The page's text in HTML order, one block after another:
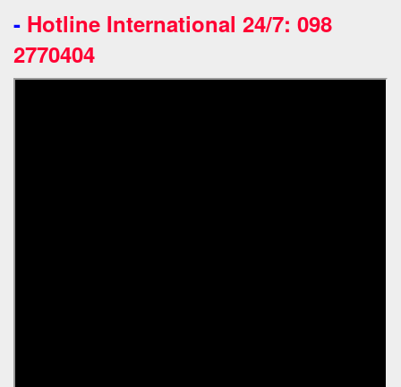
- Hotline International 24/7: 098
2770404